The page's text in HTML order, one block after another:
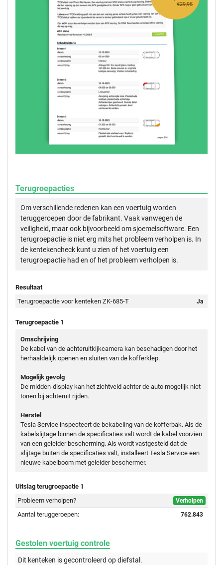
€29,95
Terugroepacties
Om verschillende redenen kan een voertuig worden
teruggeroepen door de fabrikant. Vaak vanwegen de
veiligheid, maar ook bijvoorbeeld om sjoemelsoftware. Een
terugroepactie is niet erg mits het probleem verholpen is. In
de kentekencheck kunt u zien of het voertuig een
terugroepactie had en of het probleem verholpen is.
Resultaat
Terugroepactie voor kenteken ZK-685-T
Ja
Terugroepactie 1
Omschrijving
De kabel van de achteruitkijkcamera kan beschadigen door het
herhaaldelijk openen en sluiten van de kofferklep.
Mogelijk gevolg
De midden-display kan het zichtveld achter de auto mogelijk niet
tonen bij achteruit rijden.
Herstel
Tesla Service inspecteert de bekabeling van de kofferbak. Als de
kabelslijtage binnen de specificaties valt wordt de kabel voorzien
van een geleider bescherming. Als wordt vastgesteld dat de
slijtage buiten de specificaties valt, installeert Tesla Service een
nieuwe kabelboom met geleider beschermer.
Uitslag terugroepactie 1
Probleem verholpen?
Verholpen
Aantal teruggeroepen: 762.843
Gestolen voertuig controle
Dit kenteken is gecontroleerd opdiefstal.